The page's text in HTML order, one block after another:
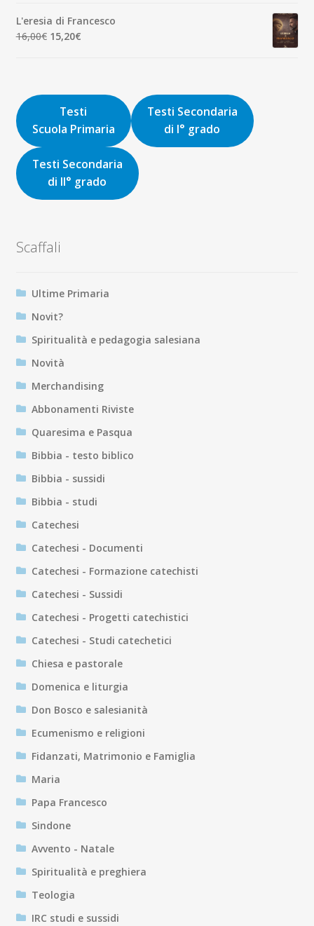
era:
9,00€.
è:
8,55€.
L'eresia di Francesco
16,00€ Il
16,00€.
15,20€Il
15,20€.
Testi
Scuola Primaria
Testi Secondaria
di I° grado
Testi Secondaria
di II° grado
Scaffali
Ultime Primaria
Novit?
Spiritualità e pedagogia salesiana
Novità
Merchandising
Abbonamenti Riviste
Quaresima e Pasqua
Bibbia - testo biblico
Bibbia - sussidi
Bibbia - studi
Catechesi
Catechesi - Documenti
Catechesi - Formazione catechisti
Catechesi - Sussidi
Catechesi - Progetti catechistici
Catechesi - Studi catechetici
Chiesa e pastorale
Domenica e liturgia
Don Bosco e salesianità
Ecumenismo e religioni
Fidanzati, Matrimonio e Famiglia
Maria
Papa Francesco
Sindone
Avvento - Natale
Spiritualità e preghiera
Teologia
IRC studi e sussidi